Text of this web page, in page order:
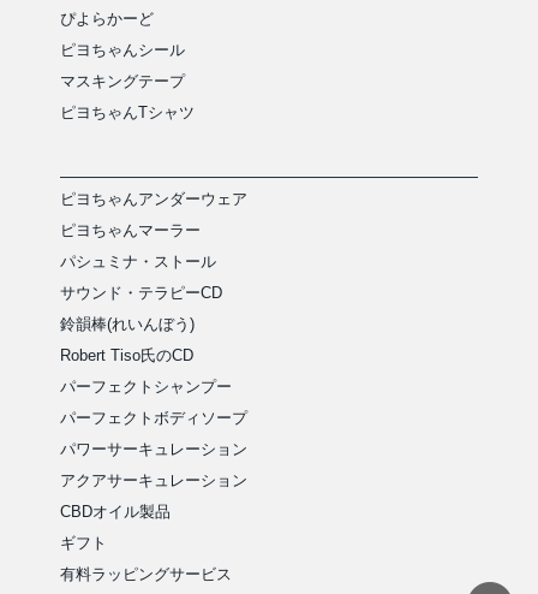
ぴよらかーど
ピヨちゃんシール
マスキングテープ
ピヨちゃんTシャツ
ピヨちゃんアンダーウェア
ピヨちゃんマーラー
パシュミナ・ストール
サウンド・テラピーCD
鈴韻棒(れいんぼう)
Robert Tiso氏のCD
パーフェクトシャンプー
パーフェクトボディソープ
パワーサーキュレーション
アクアサーキュレーション
CBDオイル製品
ギフト
有料ラッピングサービス